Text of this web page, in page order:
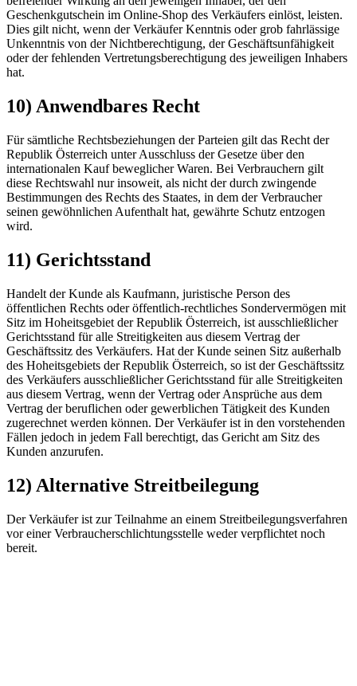
Geschenkgutschein im Online-Shop des Verkäufers einlöst, leisten.
Dies gilt nicht, wenn der Verkäufer Kenntnis oder grob fahrlässige
Unkenntnis von der Nichtberechtigung, der Geschäftsunfähigkeit
oder der fehlenden Vertretungsberechtigung des jeweiligen Inhabers
hat.
10) Anwendbares Recht
Für sämtliche Rechtsbeziehungen der Parteien gilt das Recht der
Republik Österreich unter Ausschluss der Gesetze über den
internationalen Kauf beweglicher Waren. Bei Verbrauchern gilt
diese Rechtswahl nur insoweit, als nicht der durch zwingende
Bestimmungen des Rechts des Staates, in dem der Verbraucher
seinen gewöhnlichen Aufenthalt hat, gewährte Schutz entzogen
wird.
11) Gerichtsstand
Handelt der Kunde als Kaufmann, juristische Person des
öffentlichen Rechts oder öffentlich-rechtliches Sondervermögen mit
Sitz im Hoheitsgebiet der Republik Österreich, ist ausschließlicher
Gerichtsstand für alle Streitigkeiten aus diesem Vertrag der
Geschäftssitz des Verkäufers. Hat der Kunde seinen Sitz außerhalb
des Hoheitsgebiets der Republik Österreich, so ist der Geschäftssitz
des Verkäufers ausschließlicher Gerichtsstand für alle Streitigkeiten
aus diesem Vertrag, wenn der Vertrag oder Ansprüche aus dem
Vertrag der beruflichen oder gewerblichen Tätigkeit des Kunden
zugerechnet werden können. Der Verkäufer ist in den vorstehenden
Fällen jedoch in jedem Fall berechtigt, das Gericht am Sitz des
Kunden anzurufen.
12) Alternative Streitbeilegung
Der Verkäufer ist zur Teilnahme an einem Streitbeilegungsverfahren
vor einer Verbraucherschlichtungsstelle weder verpflichtet noch
bereit.